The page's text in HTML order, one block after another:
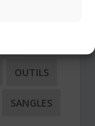
OUTILS
SANGLES